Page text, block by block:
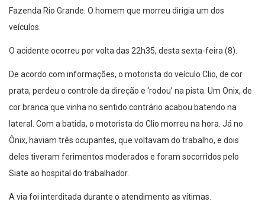
Fazenda Rio Grande. O homem que morreu dirigia um dos
veículos.
O acidente ocorreu por volta das 22h35, desta sexta-feira (8).
De acordo com informações, o motorista do veículo Clio, de cor
prata, perdeu o controle da direção e ‘rodou’ na pista. Um Onix, de
cor branca que vinha no sentido contrário acabou batendo na
lateral. Com a batida, o motorista do Clio morreu na hora. Já no
Ônix, haviam três ocupantes, que voltavam do trabalho, e dois
deles tiveram ferimentos moderados e foram socorridos pelo
Siate ao hospital do trabalhador.
A via foi interditada durante o atendimento as vítimas.